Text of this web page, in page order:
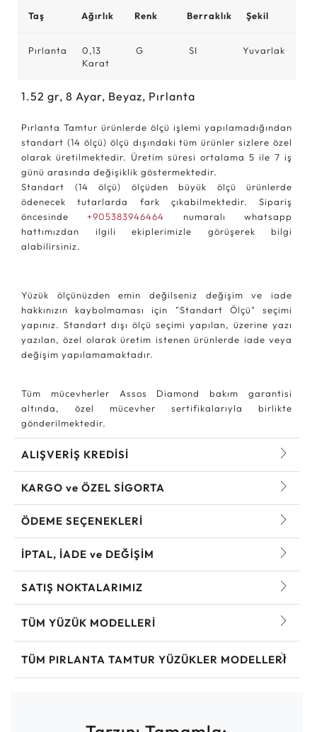
Taş Ağırlık Renk Berraklık Şekil
Pırlanta
0,13
Karat
G SI Yuvarlak
1.52 gr, 8 Ayar, Beyaz, Pırlanta
Pırlanta Tamtur ürünlerde ölçü işlemi yapılamadığından
standart (14 ölçü) ölçü dışındaki tüm ürünler sizlere özel
olarak üretilmektedir. Üretim süresi ortalama 5 ile 7 iş
günü arasında değişiklik göstermektedir.
Standart (14 ölçü) ölçüden büyük ölçü ürünlerde
ödenecek tutarlarda fark çıkabilmektedir. Sipariş
öncesinde+905383946464 numaralı whatsapp
hattımızdan ilgili ekiplerimizle görüşerek bilgi
alabilirsiniz.
Yüzük ölçünüzden emin değilseniz değişim ve iade
hakkınızın kaybolmaması için "Standart Ölçü" seçimi
yapınız. Standart dışı ölçü seçimi yapılan, üzerine yazı
yazılan, özel olarak üretim istenen ürünlerde iade veya
değişim yapılamamaktadır.
Tüm mücevherler Assos Diamond bakım garantisi
altında, özel mücevher sertifikalarıyla birlikte
gönderilmektedir.
ALIŞVERİŞ KREDİSİ
KARGO ve ÖZEL SİGORTA
ÖDEME SEÇENEKLERİ
İPTAL, İADE ve DEĞİŞİM
SATIŞ NOKTALARIMIZ
TÜM YÜZÜK MODELLERI
TÜM PIRLANTA TAMTUR YÜZÜKLER MODELLERI